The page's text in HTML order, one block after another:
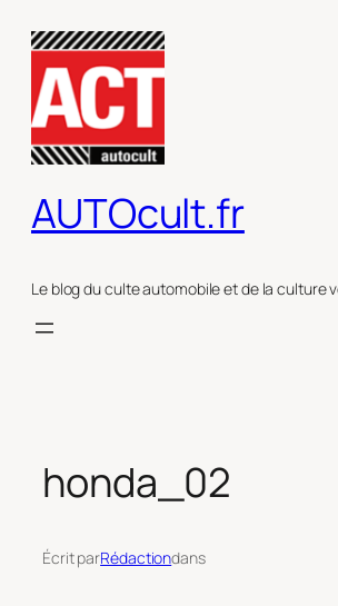
contenu
AUTOcult.fr
Le blog du culte automobile et de la culture
honda_02
Écrit parRédactiondans